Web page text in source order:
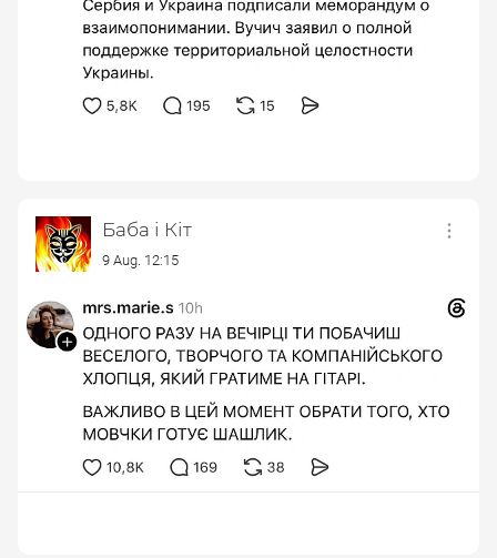
Баба і Кіт
9 Aug. 12:15